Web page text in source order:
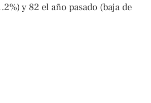
y 82 el año pasado (baja de